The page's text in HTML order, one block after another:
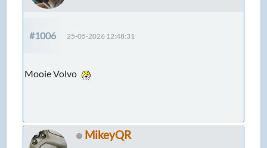
#1006 25-05-2026 12:48:31
Mooie Volvo
MikeyQR